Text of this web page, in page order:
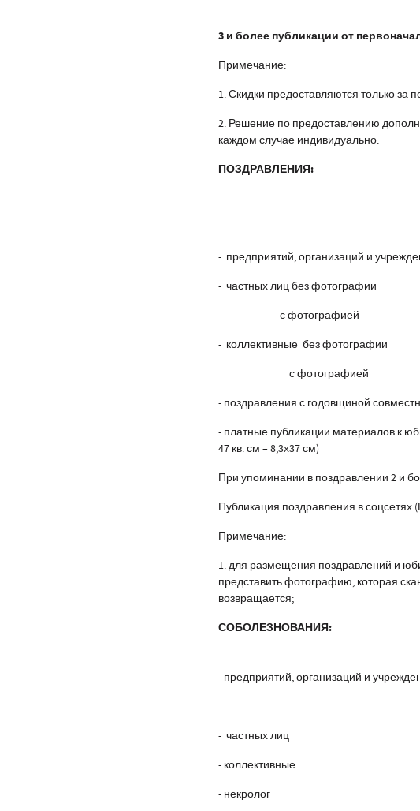
3 и более публикации от
Примечание:
1. Скидки предоставляются только за
2. Решение по предоставлению
каждом случае индивидуально.
ПОЗДРАВЛЕНИЯ:
- предприятий, организаций и
- частных лиц без фотографии
с фотографией
- коллективные без фотографии
с фотографией
- поздравления с годовщиной
- платные публикации материалов к
47 кв. см – 8,3х37 см)
При упоминании в поздравлении 2 и
Публикация поздравления в
Примечание:
1. для размещения поздравлений и
представить фотографию, которая
возвращается;
СОБОЛЕЗНОВАНИЯ:
- предприятий, организаций и
- частных лиц
- коллективные
- некролог